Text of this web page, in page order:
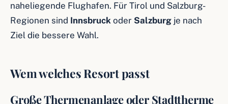
naheliegende Flughafen. Für Tirol und Salzburg-
Regionen sind Innsbruck oder Salzburg je nach
Ziel die bessere Wahl.
Wem welches Resort passt
Große Thermenanlage oder Stadttherme